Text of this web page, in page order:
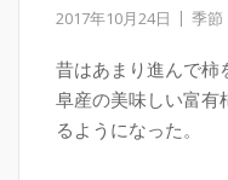
2017年10月24日 季節
昔はあまり進んで柿
阜産の美味しい富有
るようになった。